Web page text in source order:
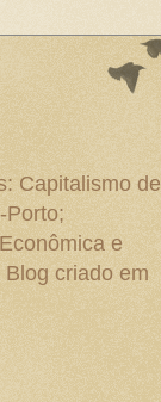
Capitalismo de
Porto;
e
criado em